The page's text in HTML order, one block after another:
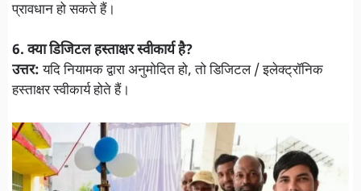
प्रावधान हो सकते हैं।
6. क्या डिजिटल हस्ताक्षर स्वीकार्य है?
उत्तर:यदि नियामक द्वारा अनुमोदित हो, तो डिजिटल / इलेक्ट्रॉनिक
हस्ताक्षर स्वीकार्य होते हैं।